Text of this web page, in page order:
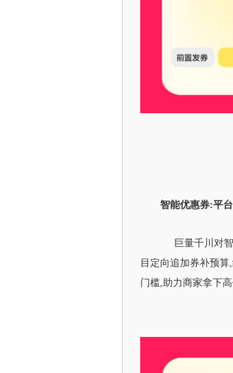
智能优惠券:平
巨量千川对智
目定向追加券补预
门槛,助力商家拿下高